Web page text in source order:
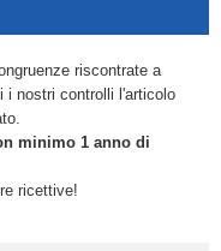
riscontrate a
i nostri controlli l'articolo
minimo 1 anno di
ricettive!